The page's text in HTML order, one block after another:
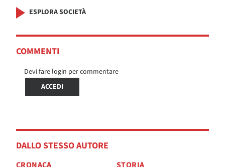
ESPLORA SOCIETÀ
COMMENTI
Devi fare login per commentare
ACCEDI
DALLO STESSO AUTORE
CRONACA STORIA